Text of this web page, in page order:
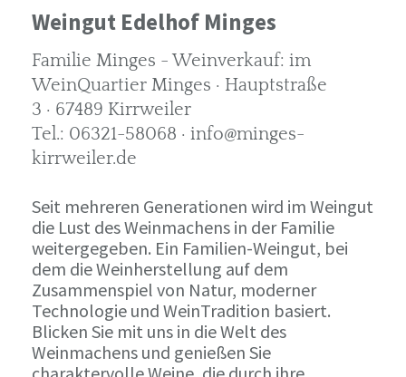
Weingut Edelhof Minges
Familie Minges - Weinverkauf: im
WeinQuartier Minges · Hauptstraße
3 · 67489 Kirrweiler
Tel.: 06321-58068 · info@minges-
kirrweiler.de
Seit mehreren Generationen wird im Weingut
die Lust des Weinmachens in der Familie
weitergegeben. Ein Familien-Weingut, bei
dem die Weinherstellung auf dem
Zusammenspiel von Natur, moderner
Technologie und WeinTradition basiert.
Blicken Sie mit uns in die Welt des
Weinmachens und genießen Sie